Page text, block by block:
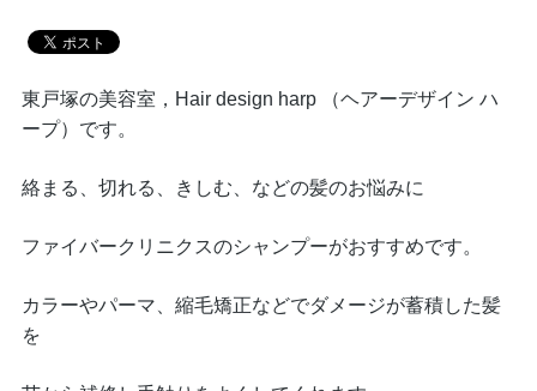
東戸塚の美容室，Hair design harp （ヘアーデザイン ハ
ープ）です。
絡まる、切れる、きしむ、などの髪のお悩みに
ファイバークリニクスのシャンプーがおすすめです。
カラーやパーマ、縮毛矯正などでダメージが蓄積した髪
を